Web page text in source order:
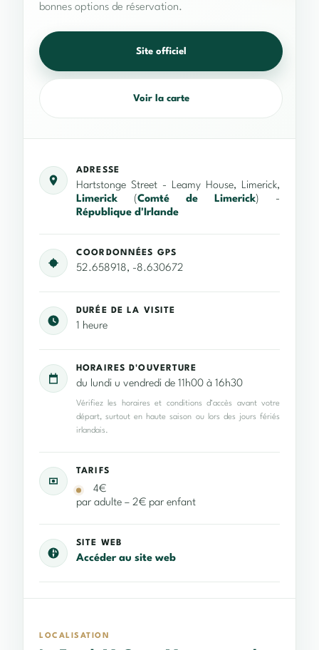
bonnes options de réservation.
Site officiel
Voir la carte
ADRESSE
Hartstonge Street - Leamy House, Limerick,
Limerick (Comté de Limerick) -
République d'Irlande
COORDONNÉES GPS
52.658918, -8.630672
DURÉE DE LA VISITE
1 heure
HORAIRES D'OUVERTURE
du lundi u vendredi de 11h00 à 16h30
Vérifiez les horaires et conditions d’accès avant votre
départ, surtout en haute saison ou lors des jours fériés
irlandais.
TARIFS
4€
par adulte – 2€ par enfant
SITE WEB
Accéder au site web
LOCALISATION